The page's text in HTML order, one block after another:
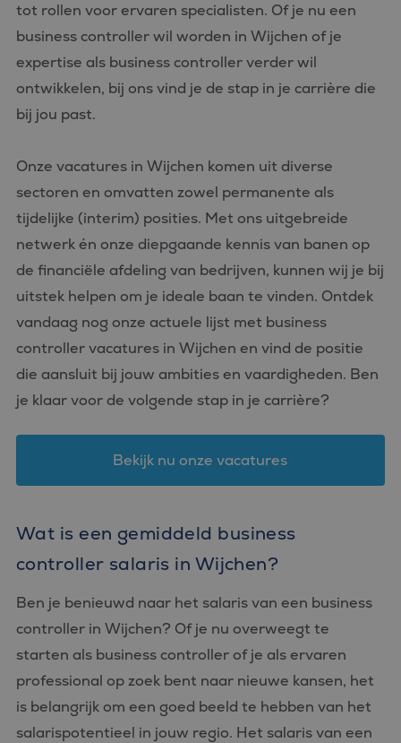
tot rollen voor ervaren specialisten. Of je nu een
business controller wil worden in Wijchen of je
expertise als business controller verder wil
ontwikkelen, bij ons vind je de stap in je carrière die
bij jou past.
Onze vacatures in Wijchen komen uit diverse
sectoren en omvatten zowel permanente als
tijdelijke (interim) posities. Met ons uitgebreide
netwerk én onze diepgaande kennis van banen op
de financiële afdeling van bedrijven, kunnen wij je bij
uitstek helpen om je ideale baan te vinden. Ontdek
vandaag nog onze actuele lijst met business
controller vacatures in Wijchen en vind de positie
die aansluit bij jouw ambities en vaardigheden. Ben
je klaar voor de volgende stap in je carrière?
Bekijk nu onze vacatures
Wat is een gemiddeld business
controller salaris in Wijchen?
Ben je benieuwd naar het salaris van een business
controller in Wijchen? Of je nu overweegt te
starten als business controller of je als ervaren
professional op zoek bent naar nieuwe kansen, het
is belangrijk om een goed beeld te hebben van het
salarispotentieel in jouw regio. Het salaris van een